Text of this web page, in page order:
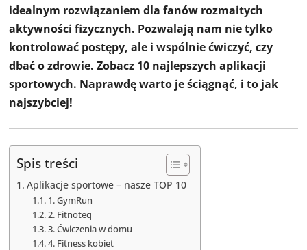
idealnym rozwiązaniem dla fanów rozmaitych
aktywności fizycznych. Pozwalają nam nie tylko
kontrolować postępy, ale i wspólnie ćwiczyć, czy
dbać o zdrowie. Zobacz 10 najlepszych aplikacji
sportowych. Naprawdę warto je ściągnąć, i to jak
najszybciej!
Spis treści
Aplikacje sportowe – nasze TOP 10
1. GymRun
2. Fitnoteq
3. Ćwiczenia w domu
4. Fitness kobiet